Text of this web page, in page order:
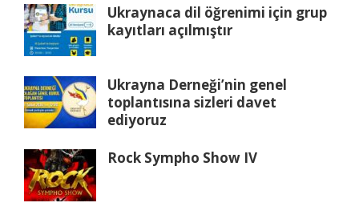
Ukraynaca dil öğrenimi için grup
kayıtları açılmıştır
Ukrayna Derneği’nin genel
toplantısına sizleri davet
ediyoruz
Rock Sympho Show IV